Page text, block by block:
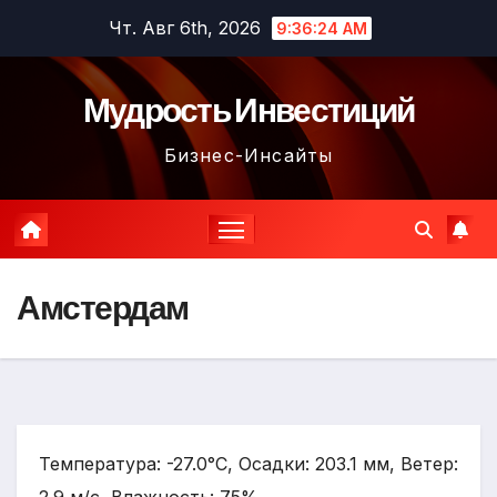
содержимому
Чт. Авг 6th, 2026 9:36:25 AM
Мудрость Инвестиций
Бизнес-Инсайты
Амстердам
Температура: -27.0°C, Осадки: 203.1 мм, Ветер: